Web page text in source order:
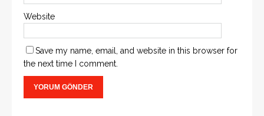
Website
Save my name, email, and website in this browser for
the next time I comment.